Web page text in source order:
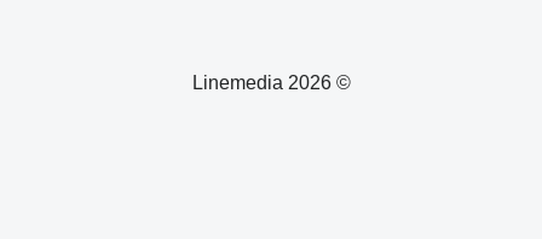
© 2026 Linemedia